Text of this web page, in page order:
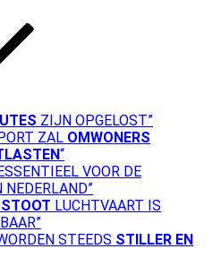
ZIJN OPGELOST”
ZAL OMWONERS
“
VOOR DE
NEDERLAND”
LUCHTVAART IS
STEEDS STILLER EN